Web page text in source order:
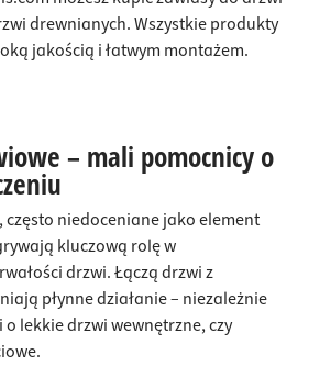
drewnianych. Wszystkie produkty
jakością i łatwym montażem.
– mali pomocnicy o
często niedoceniane jako element
kluczową rolę w
drzwi. Łączą drzwi z
płynne działanie – niezależnie
o lekkie drzwi wewnętrzne, czy